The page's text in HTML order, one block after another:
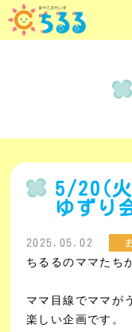
5/20(
ゆずり
2025.05.02
ちるるのママたち
ママ目線でママが
楽しい企画です。